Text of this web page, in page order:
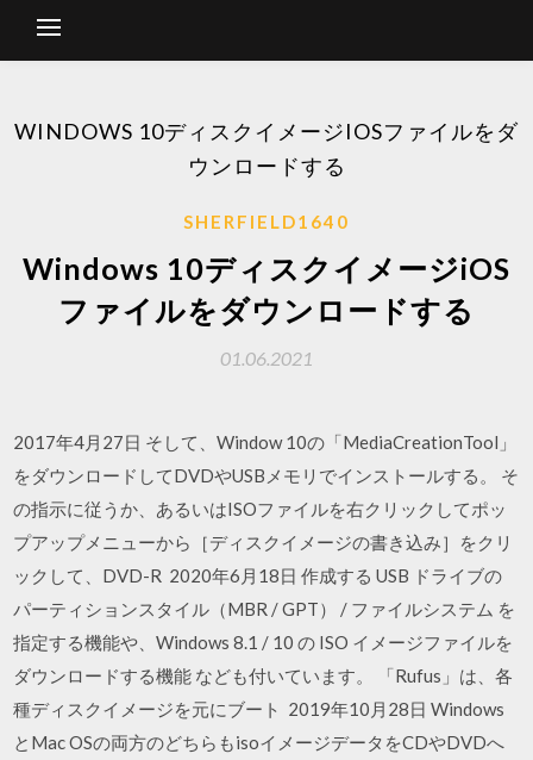
WINDOWS 10ディスクイメージIOSファイルをダ
ウンロードする
SHERFIELD1640
Windows 10ディスクイメージiOS
ファイルをダウンロードする
01.06.2021
2017年4月27日 そして、Window 10の「MediaCreationTool」
をダウンロードしてDVDやUSBメモリでインストールする。 そ
の指示に従うか、あるいはISOファイルを右クリックしてポッ
プアップメニューから［ディスクイメージの書き込み］をクリ
ックして、DVD-R 2020年6月18日 作成する USB ドライブの
パーティションスタイル（MBR / GPT） / ファイルシステム を
指定する機能や、Windows 8.1 / 10 の ISO イメージファイルを
ダウンロードする機能 なども付いています。 「Rufus」は、各
種ディスクイメージを元にブート 2019年10月28日 Windows
とMac OSの両方のどちらもisoイメージデータをCDやDVDへ